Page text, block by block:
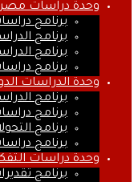
وحدة دراسات مصر
برنامج
برنامج
برنامج
برنامج
وحدة الدراسات
برنامج
برنامج
برنامج
برنامج
وحدة دراسات
برنامج